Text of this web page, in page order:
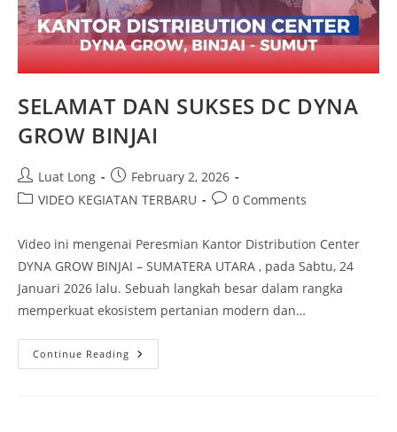
SELAMAT DAN SUKSES DC DYNA
GROW BINJAI
Luat Long
February 2, 2026
VIDEO KEGIATAN TERBARU
0 Comments
Video ini mengenai Peresmian Kantor Distribution Center
DYNA GROW BINJAI – SUMATERA UTARA , pada Sabtu, 24
Januari 2026 lalu. Sebuah langkah besar dalam rangka
memperkuat ekosistem pertanian modern dan…
Continue Reading